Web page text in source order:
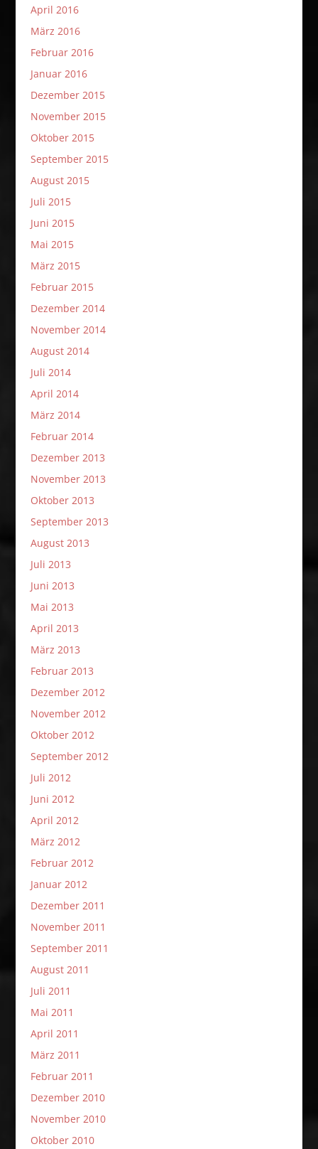
April 2016
März 2016
Februar 2016
Januar 2016
Dezember 2015
November 2015
Oktober 2015
September 2015
August 2015
Juli 2015
Juni 2015
Mai 2015
März 2015
Februar 2015
Dezember 2014
November 2014
August 2014
Juli 2014
April 2014
März 2014
Februar 2014
Dezember 2013
November 2013
Oktober 2013
September 2013
August 2013
Juli 2013
Juni 2013
Mai 2013
April 2013
März 2013
Februar 2013
Dezember 2012
November 2012
Oktober 2012
September 2012
Juli 2012
Juni 2012
April 2012
März 2012
Februar 2012
Januar 2012
Dezember 2011
November 2011
September 2011
August 2011
Juli 2011
Mai 2011
April 2011
März 2011
Februar 2011
Dezember 2010
November 2010
Oktober 2010